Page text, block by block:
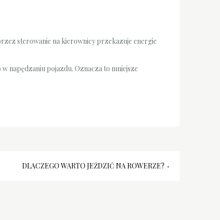
sterowanie na kierownicy przekazuje energie
napędzaniu pojazdu. Oznacza to mniejsze
DLACZEGO WARTO JEŹDZIĆ NA ROWERZE?